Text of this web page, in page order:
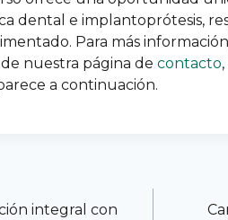
dental e implantoprótesis,
Para más
nuestra página de contacto
a continuación.
integral con